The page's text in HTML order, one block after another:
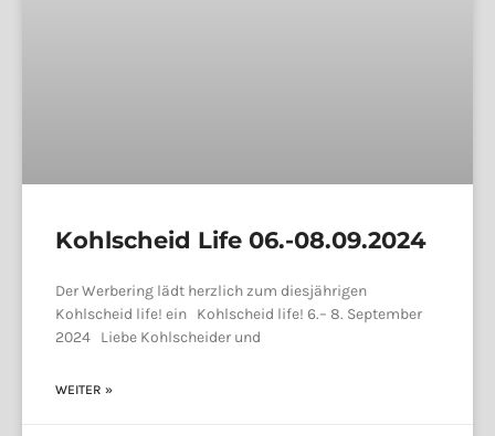
Kohlscheid Life 06.-08.09.2024
Der Werbering lädt herzlich zum diesjährigen
Kohlscheid life! ein Kohlscheid life! 6.– 8. September
2024 Liebe Kohlscheider und
WEITER »